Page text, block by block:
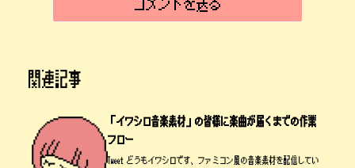
関連記事
「イワシロ音楽素材」の皆様に楽曲が届くまでの作業
フロー
Tweet どうもイワシロです、ファミコン風の音楽素材を配信してい